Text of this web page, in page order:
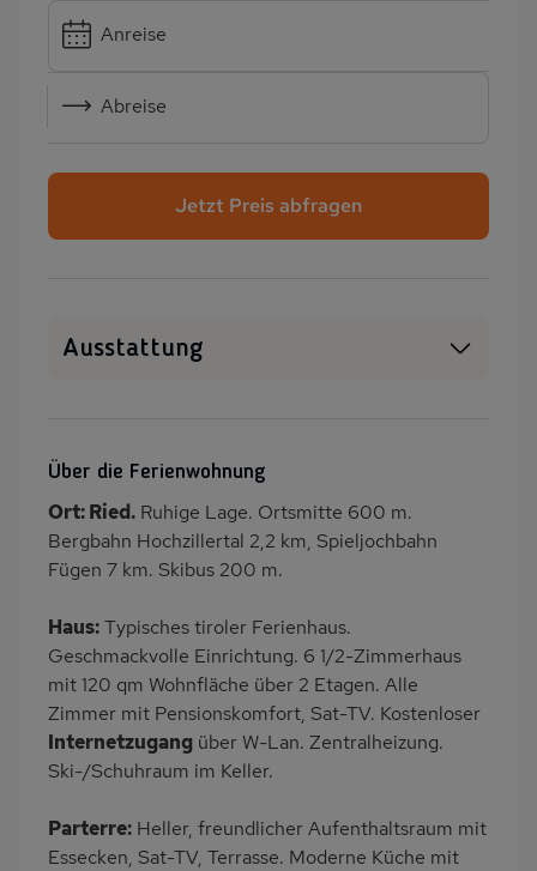
Anreise
Abreise
Jetzt Preis abfragen
Ausstattung
Terrasse
PKW-Parkplatz
Küche
Herd (4 Kochfelder)
Babybett
Nichtraucher
Haustiere/Hund
verboten
Über die Ferienwohnung
Ort: Ried. Ruhige Lage. Ortsmitte 600 m.
Bergbahn Hochzillertal 2,2 km, Spieljochbahn
Fügen 7 km. Skibus 200 m.
Haus:Typisches tiroler Ferienhaus.
Geschmackvolle Einrichtung. 6 1/2-Zimmerhaus
mit 120 qm Wohnfläche über 2 Etagen. Alle
Zimmer mit Pensionskomfort, Sat-TV. Kostenloser
Internetzugang über W-Lan. Zentralheizung.
Ski-/Schuhraum im Keller.
Parterre: Heller, freundlicher Aufenthaltsraum mit
Essecken, Sat-TV, Terrasse. Moderne Küche mit